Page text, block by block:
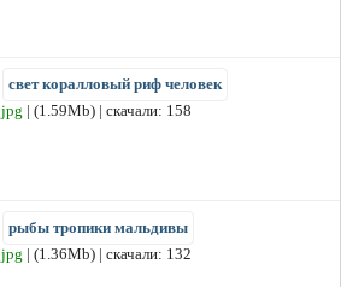
свет коралловый риф человек
jpg | (1.59Mb) | скачали: 158
рыбы тропики мальдивы
jpg | (1.36Mb) | скачали: 132